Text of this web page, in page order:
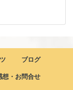
ブログ
想・お問合せ